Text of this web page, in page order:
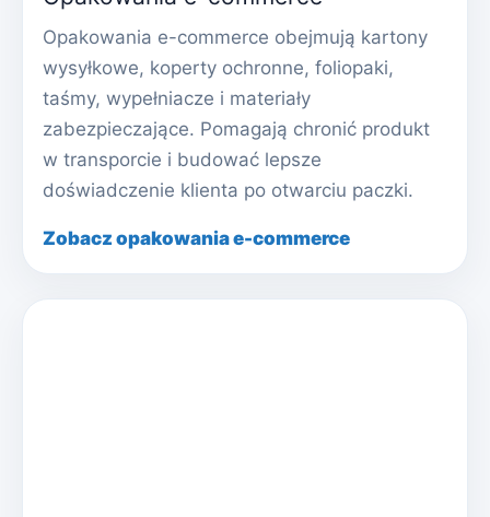
Opakowania e-commerce obejmują kartony
wysyłkowe, koperty ochronne, foliopaki,
taśmy, wypełniacze i materiały
zabezpieczające. Pomagają chronić produkt
w transporcie i budować lepsze
doświadczenie klienta po otwarciu paczki.
Zobacz opakowania e-commerce